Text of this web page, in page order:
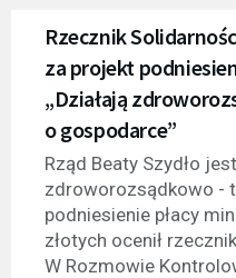
Rzecznik
za projekt
„Działają
o gospodarce”
Rząd Beaty Szydło
zdroworozsądkowo -
podniesienie płacy
złotych ocenił
W Rozmowie